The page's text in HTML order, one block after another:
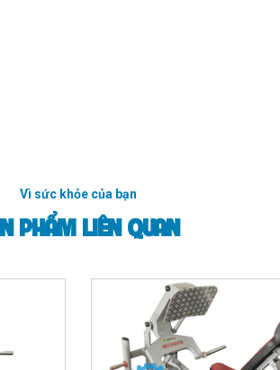
Vì sức khỏe của bạn
PHẨM LIÊN QUAN